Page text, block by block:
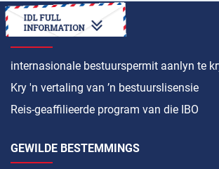
HOE OM ’N
internasionale bestuurspermit aanlyn te
Kry 'n vertaling van ’n bestuurslisensie
Reis-geaffilieerde program van die IBO
GEWILDE BESTEMMINGS